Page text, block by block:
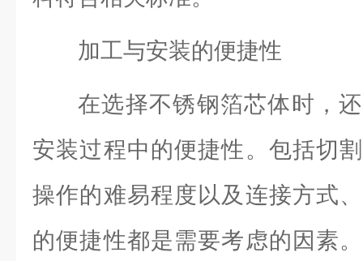
加工与安装的便捷性
在选择不锈钢箔芯体时，
安装过程中的便捷性。包括切
操作的难易程度以及连接方式
的便捷性都是需要考虑的因素